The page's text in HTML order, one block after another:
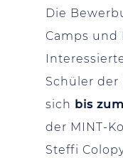
Die
Camps und
Schüler der
sich bis
der MINT-
Steffi